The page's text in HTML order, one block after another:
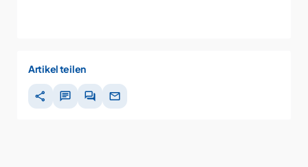
Artikel teilen
share chat forum mail